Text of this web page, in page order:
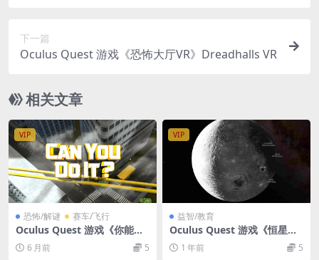
下一篇
Oculus Quest 游戏《恐怖大厅VR》Dreadhalls VR
相关文章
VIP
恐怖/解谜 赛车/飞行
Oculus Quest 游戏《你能做
到吗VR》Can You Do It-VR
Experience VR 游戏下载
6 月前 5
VIP
益智/教育
Oculus Quest 游戏《恒星虚
拟VR》Stellarium VR
1 年前 5